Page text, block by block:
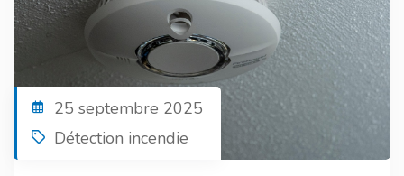
25 septembre 2025
Détection incendie